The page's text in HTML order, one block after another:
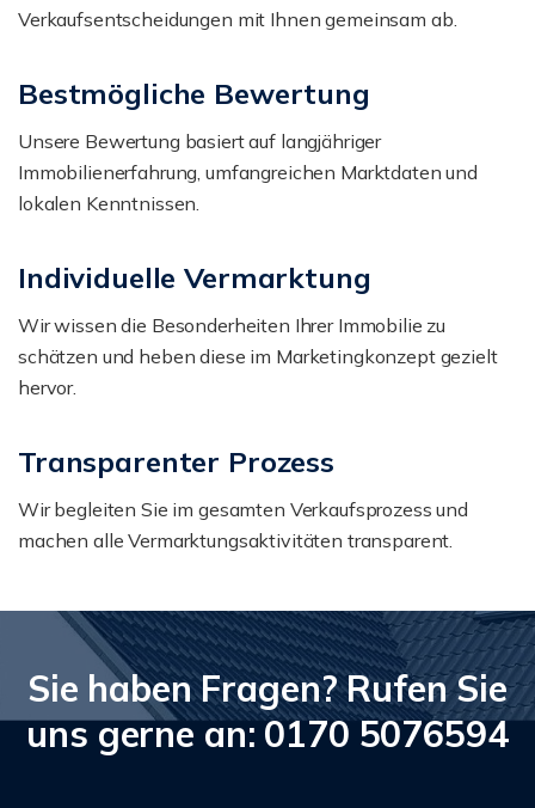
Verkaufsentscheidungen mit Ihnen gemeinsam ab.
Bestmögliche Bewertung
Unsere Bewertung basiert auf langjähriger
Immobilienerfahrung, umfangreichen Marktdaten und
lokalen Kenntnissen.
Individuelle Vermarktung
Wir wissen die Besonderheiten Ihrer Immobilie zu
schätzen und heben diese im Marketingkonzept gezielt
hervor.
Transparenter Prozess
Wir begleiten Sie im gesamten Verkaufsprozess und
machen alle Vermarktungsaktivitäten transparent.
Sie haben Fragen? Rufen Sie
uns gerne an: 0170 5076594